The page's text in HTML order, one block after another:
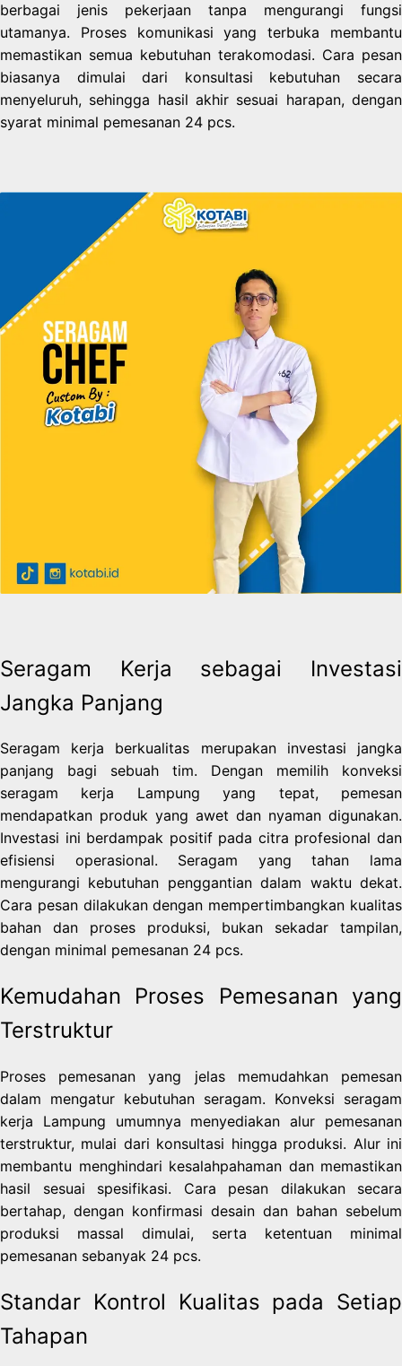
berbagai jenis pekerjaan tanpa mengurangi fungsi
utamanya. Proses komunikasi yang terbuka membantu
memastikan semua kebutuhan terakomodasi. Cara pesan
biasanya dimulai dari konsultasi kebutuhan secara
menyeluruh, sehingga hasil akhir sesuai harapan, dengan
syarat minimal pemesanan 24 pcs.
Seragam Kerja sebagai Investasi
Jangka Panjang
Seragam kerja berkualitas merupakan investasi jangka
panjang bagi sebuah tim. Dengan memilih konveksi
seragam kerja Lampung yang tepat, pemesan
mendapatkan produk yang awet dan nyaman digunakan.
Investasi ini berdampak positif pada citra profesional dan
efisiensi operasional. Seragam yang tahan lama
mengurangi kebutuhan penggantian dalam waktu dekat.
Cara pesan dilakukan dengan mempertimbangkan kualitas
bahan dan proses produksi, bukan sekadar tampilan,
dengan minimal pemesanan 24 pcs.
Kemudahan Proses Pemesanan yang
Terstruktur
Proses pemesanan yang jelas memudahkan pemesan
dalam mengatur kebutuhan seragam. Konveksi seragam
kerja Lampung umumnya menyediakan alur pemesanan
terstruktur, mulai dari konsultasi hingga produksi. Alur ini
membantu menghindari kesalahpahaman dan memastikan
hasil sesuai spesifikasi. Cara pesan dilakukan secara
bertahap, dengan konfirmasi desain dan bahan sebelum
produksi massal dimulai, serta ketentuan minimal
pemesanan sebanyak 24 pcs.
Standar Kontrol Kualitas pada Setiap
Tahapan